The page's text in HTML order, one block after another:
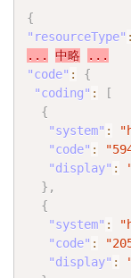
{
"resourceType" :
...
中略
...
"code" :
{
"coding" :
[
{
"system" :
"code" :
"display" :
} ,
{
"system" :
"code" :
"display" :